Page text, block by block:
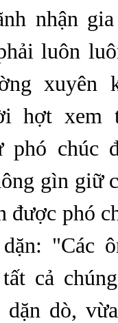
nhận
luôn
xuyên
hợt xem
phó chúc
gìn giữ
được phó
"Các
cả
dò,